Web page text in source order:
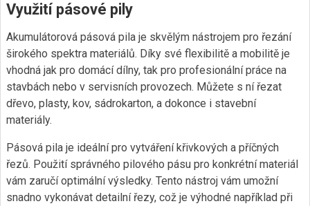
Využití pásové pily
Akumulátorová pásová pila je skvělým nástrojem pro řezání
širokého spektra materiálů. Díky své flexibilitě a mobilitě je
vhodná jak pro domácí dílny, tak pro profesionální práce na
stavbách nebo v servisních provozech. Můžete s ní řezat
dřevo, plasty, kov, sádrokarton, a dokonce i stavební
materiály.
Pásová pila je ideální pro vytváření křivkových a příčných
řezů. Použití správného pilového pásu pro konkrétní materiál
vám zaručí optimální výsledky. Tento nástroj vám umožní
snadno vykonávat detailní řezy, což je výhodné například při